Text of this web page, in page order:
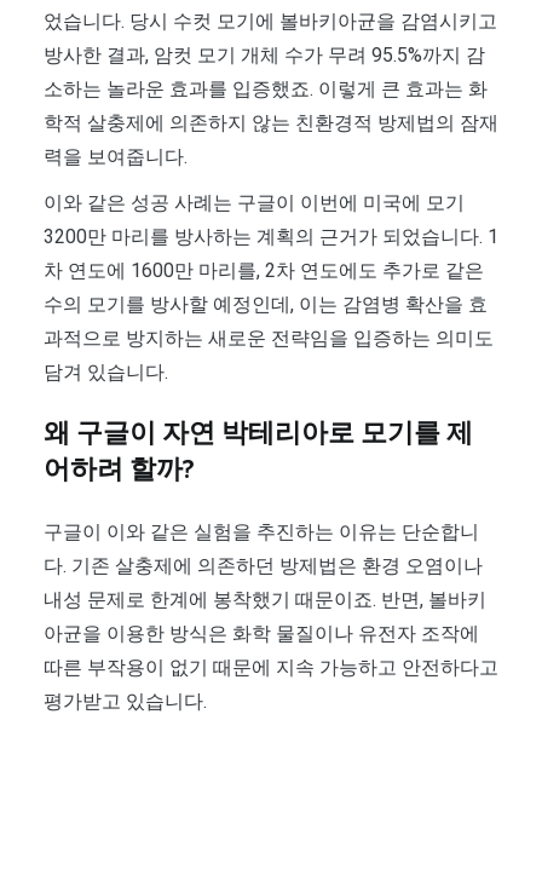
었습니다. 당시 수컷 모기에 볼바키아균을 감염시키고
방사한 결과, 암컷 모기 개체 수가 무려 95.5%까지 감
소하는 놀라운 효과를 입증했죠. 이렇게 큰 효과는 화
학적 살충제에 의존하지 않는 친환경적 방제법의 잠재
력을 보여줍니다.
이와 같은 성공 사례는 구글이 이번에 미국에 모기
3200만 마리를 방사하는 계획의 근거가 되었습니다. 1
차 연도에 1600만 마리를, 2차 연도에도 추가로 같은
수의 모기를 방사할 예정인데, 이는 감염병 확산을 효
과적으로 방지하는 새로운 전략임을 입증하는 의미도
담겨 있습니다.
왜 구글이 자연 박테리아로 모기를 제
어하려 할까?
구글이 이와 같은 실험을 추진하는 이유는 단순합니
다. 기존 살충제에 의존하던 방제법은 환경 오염이나
내성 문제로 한계에 봉착했기 때문이죠. 반면, 볼바키
아균을 이용한 방식은 화학 물질이나 유전자 조작에
따른 부작용이 없기 때문에 지속 가능하고 안전하다고
평가받고 있습니다.